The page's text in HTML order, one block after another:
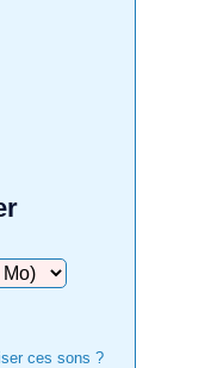
ces sons ?